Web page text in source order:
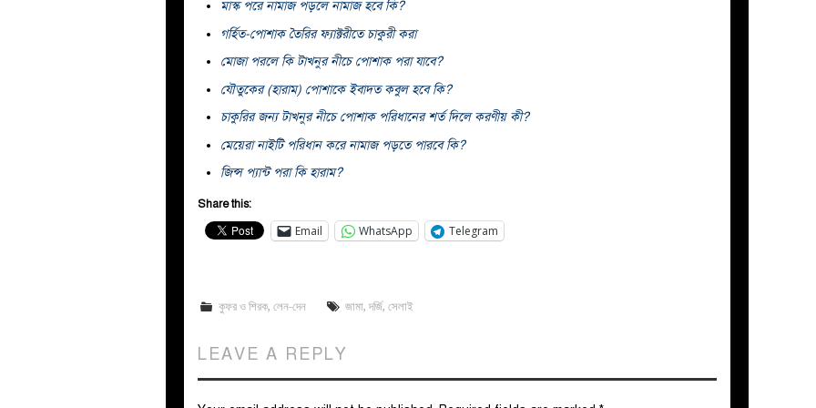
মাস্ক পরে নামাজ পড়লে নামাজ হবে কি?
গর্হিত-পোশাক তৈরির ফ্যাক্টরীতে চাকুরী করা
মোজা পরলে কি টাখনুর নীচে পোশাক পরা যাবে?
যৌতুকের (হারাম) পোশাকে ইবাদত কবুল হবে কি?
চাকুরির জন্য টাখনুর নীচে পোশাক পরিধানের শর্ত দিলে করণীয় কী?
মেয়েরা নাইটি পরিধান করে নামাজ পড়তে পারবে কি?
জিন্স প্যান্ট পরা কি হারাম?
Share this:
Email WhatsApp Telegram
কুফর ও শিরক,লেন-দেন জামা,দর্জি,সেলাই
LEAVE A REPLY